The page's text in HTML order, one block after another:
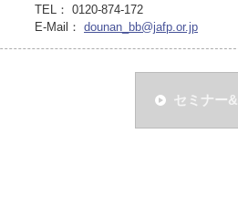
TEL： 0120-874-172
E-Mail： dounan_bb@jafp.or.jp
セミナー